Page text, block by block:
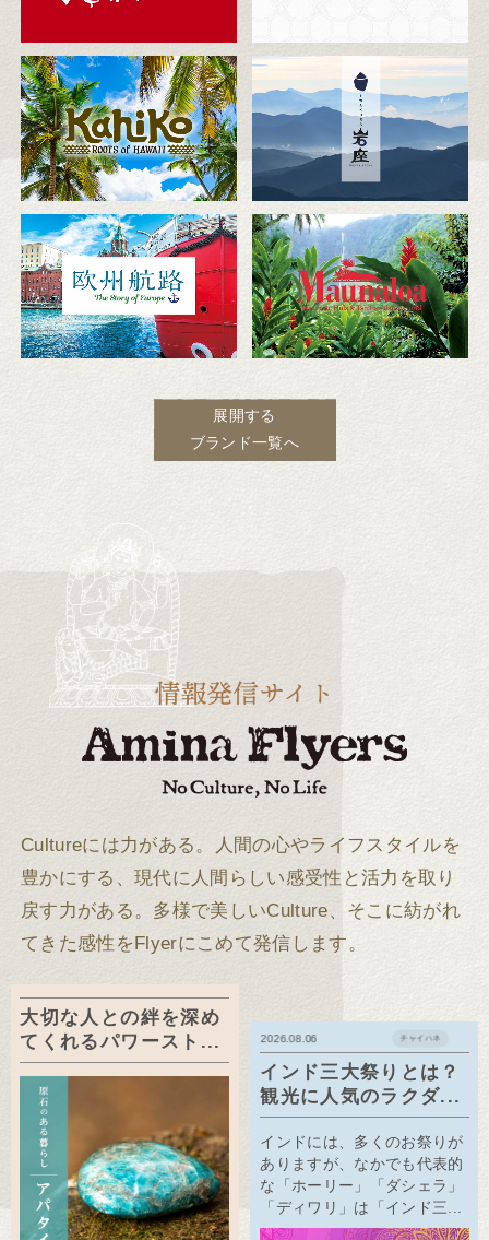
展開する
ブランド一覧へ
Cultureには力がある。
人間の心やライフスタイルを
豊かにする、現代に人間らしい感受性と活力を取り
戻す力がある。 多様で美しいCulture、そこに紡がれ
てきた感性をFlyerにこめて発信します。
大切な人との絆を深め
てくれるパワースト...
インド三大祭りとは？
観光に人気のラクダ...
インドには、多くのお祭りが
ありますが、なかでも代表的
な「ホーリー」「ダシェラ」
「ディワリ」は「インド三...
2026.08.06 チャイハネ